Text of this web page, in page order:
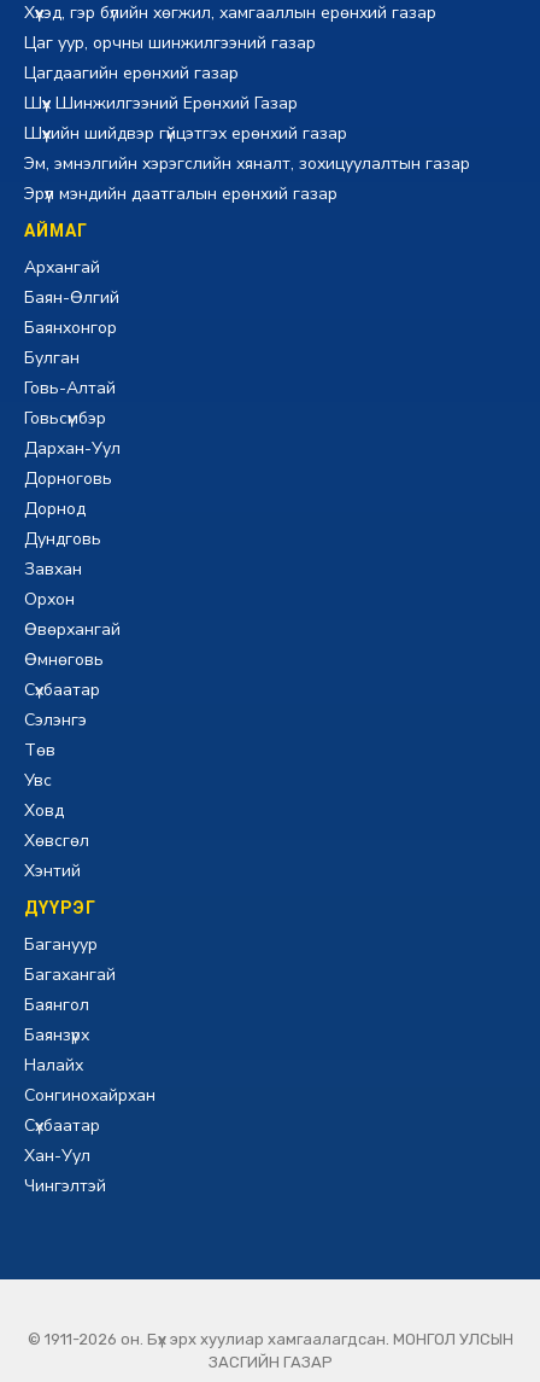
Хүүхэд, гэр бүлийн хөгжил, хамгааллын ерөнхий газар
Цаг уур, орчны шинжилгээний газар
Цагдаагийн ерөнхий газар
Шүүх Шинжилгээний Ерөнхий Газар
Шүүхийн шийдвэр гүйцэтгэх ерөнхий газар
Эм, эмнэлгийн хэрэгслийн хяналт, зохицуулалтын газар
Эрүүл мэндийн даатгалын ерөнхий газар
АЙМАГ
Архангай
Баян-Өлгий
Баянхонгор
Булган
Говь-Алтай
Говьсүмбэр
Дархан-Уул
Дорноговь
Дорнод
Дундговь
Завхан
Орхон
Өвөрхангай
Өмнөговь
Сүхбаатар
Сэлэнгэ
Төв
Увс
Ховд
Хөвсгөл
Хэнтий
ДҮҮРЭГ
Багануур
Багахангай
Баянгол
Баянзүрх
Налайх
Сонгинохайрхан
Сүхбаатар
Хан-Уул
Чингэлтэй
© 1911-2026 он. Бүх эрх хуулиар хамгаалагдсан. МОНГОЛ УЛСЫН
ЗАСГИЙН ГАЗАР